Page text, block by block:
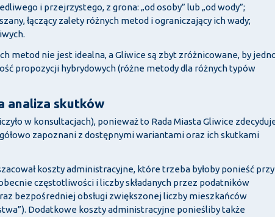
i przejrzystego, z grona: „od osoby” lub „od wody”;
łączący zalety różnych metod i ograniczający ich wady;
metod nie jest idealna, a Gliwice są zbyt zróżnicowane, by
propozycji hybrydowych (różne metody dla różnych typów
analiza skutków
w konsultacjach), ponieważ to Rada Miasta Gliwice
zapoznani z dostępnymi wariantami oraz ich skutkami
koszty administracyjne, które trzeba byłoby ponieść przy
częstotliwości i liczby składanych przez podatników
bezpośredniej obsługi zwiększonej liczby mieszkańców
Dodatkowe koszty administracyjne ponieśliby także